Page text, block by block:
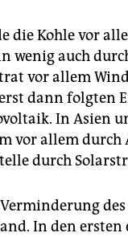
die Kohle vor
wenig auch
vor allem
dann folgten
In Asien
vor allem durch
durch
In den